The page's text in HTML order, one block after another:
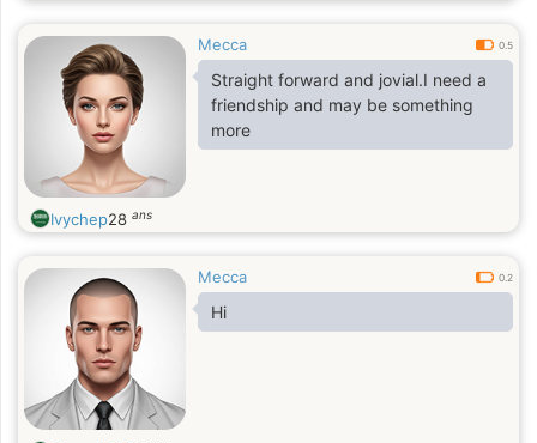
Mecca 0.5
Straight forward and jovial.I need a
friendship and may be something
more
Ivychep28 ans
Mecca 0.2
Hi